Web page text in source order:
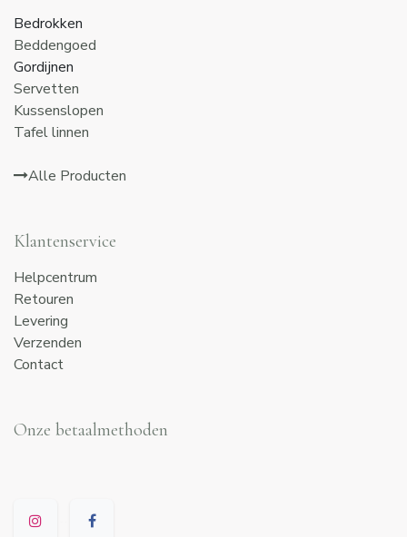
Bedrokken
Beddengoed
Gordijnen
Servetten
Kussenslopen
Tafel linnen
Alle Producten
Klantenservice
Helpcentrum
Retouren
Levering
Verzenden
Contact
Onze betaalmethoden